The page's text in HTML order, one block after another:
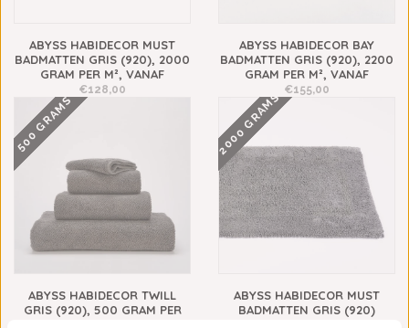
ABYSS HABIDECOR MUST
BADMATTEN GRIS (920), 2000
GRAM PER M², VANAF
€128,00
ABYSS HABIDECOR BAY
BADMATTEN GRIS (920), 2200
GRAM PER M², VANAF
€155,00
500 GRAMS
ABYSS HABIDECOR TWILL
GRIS (920), 500 GRAM PER
2000 GRAMS
ABYSS HABIDECOR MUST
BADMATTEN GRIS (920)